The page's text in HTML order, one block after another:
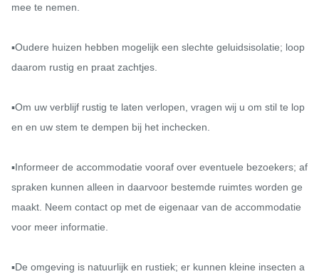
mee te nemen.
▪️Oudere huizen hebben mogelijk een slechte geluidsisolatie; loop
daarom rustig en praat zachtjes.
▪️Om uw verblijf rustig te laten verlopen, vragen wij u om stil te lop
en en uw stem te dempen bij het inchecken.
▪️Informeer de accommodatie vooraf over eventuele bezoekers; af
spraken kunnen alleen in daarvoor bestemde ruimtes worden ge
maakt. Neem contact op met de eigenaar van de accommodatie
voor meer informatie.
▪️De omgeving is natuurlijk en rustiek; er kunnen kleine insecten a